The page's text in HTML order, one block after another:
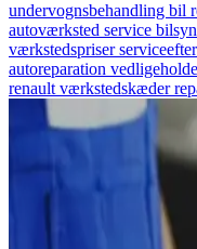
undervognsbehandling bil
autoværksted service bilsyn
værkstedspriser
autoreparation
renault værkstedskæder